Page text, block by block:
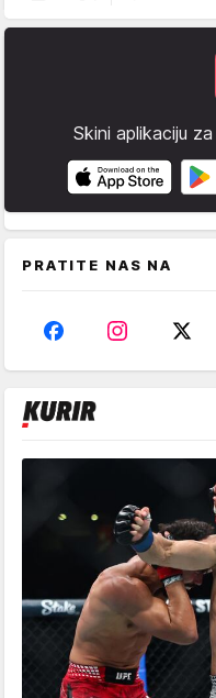
Skini aplikaciju
PRATITE NAS NA